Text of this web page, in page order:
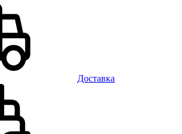
Доставка